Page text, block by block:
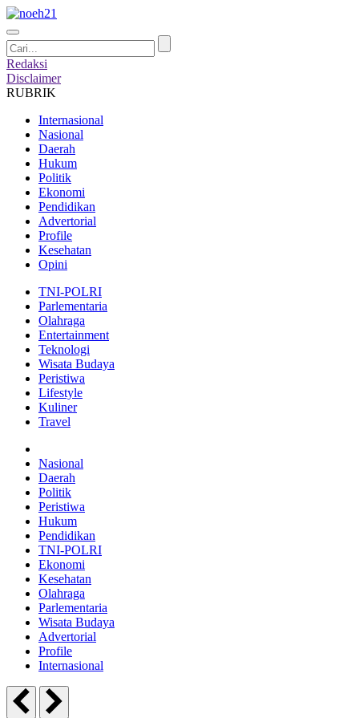
Redaksi
Disclaimer
RUBRIK
Internasional
Nasional
Daerah
Hukum
Politik
Ekonomi
Pendidikan
Advertorial
Profile
Kesehatan
Opini
TNI-POLRI
Parlementaria
Olahraga
Entertainment
Teknologi
Wisata Budaya
Peristiwa
Lifestyle
Kuliner
Travel
Nasional
Daerah
Politik
Peristiwa
Hukum
Pendidikan
TNI-POLRI
Ekonomi
Kesehatan
Olahraga
Parlementaria
Wisata Budaya
Advertorial
Profile
Internasional